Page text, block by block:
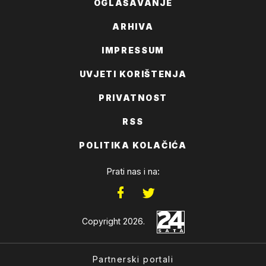
OGLAŠAVANJE
ARHIVA
IMPRESSUM
UVJETI KORIŠTENJA
PRIVATNOST
RSS
POLITIKA KOLAČIĆA
Prati nas i na:
Copyright 2026.
Partnerski portali